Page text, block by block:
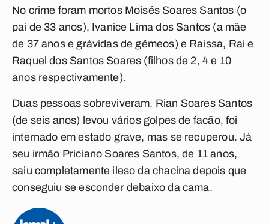
No crime foram mortos Moisés Soares Santos (o
pai de 33 anos), Ivanice Lima dos Santos (a mãe
de 37 anos e grávidas de gêmeos) e Raissa, Rai e
Raquel dos Santos Soares (filhos de 2, 4 e 10
anos respectivamente).
Duas pessoas sobreviveram. Rian Soares Santos
(de seis anos) levou vários golpes de facão, foi
internado em estado grave, mas se recuperou. Já
seu irmão Priciano Soares Santos, de 11 anos,
saiu completamente ileso da chacina depois que
conseguiu se esconder debaixo da cama.